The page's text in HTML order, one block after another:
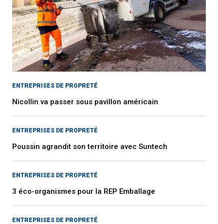
ENTREPRISES DE PROPRETÉ
Nicollin va passer sous pavillon américain
ENTREPRISES DE PROPRETÉ
Poussin agrandit son territoire avec Suntech
ENTREPRISES DE PROPRETÉ
3 éco-organismes pour la REP Emballage
ENTREPRISES DE PROPRETÉ